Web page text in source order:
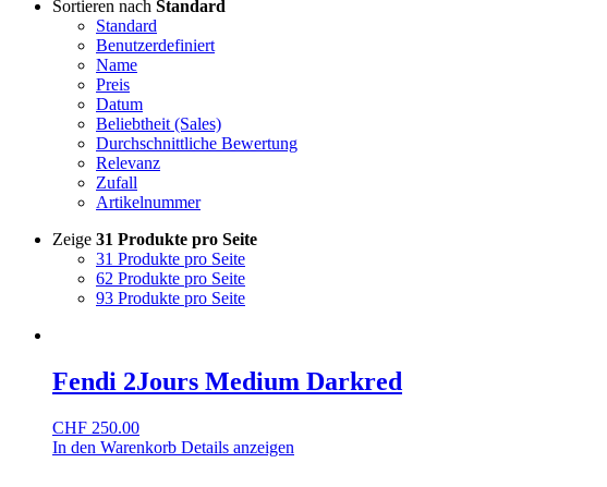
Sortieren nach Standard
Standard
Benutzerdefiniert
Name
Preis
Datum
Beliebtheit (Sales)
Durchschnittliche Bewertung
Relevanz
Zufall
Artikelnummer
Zeige 31 Produkte pro Seite
31 Produkte pro Seite
62 Produkte pro Seite
93 Produkte pro Seite
Fendi 2Jours Medium Darkred
CHF 250.00
In den Warenkorb Details anzeigen